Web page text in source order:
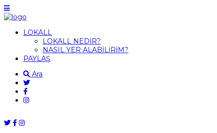
LOKALL
LOKALL NEDİR?
NASIL YER ALABİLİRİM?
PAYLAŞ
Ara